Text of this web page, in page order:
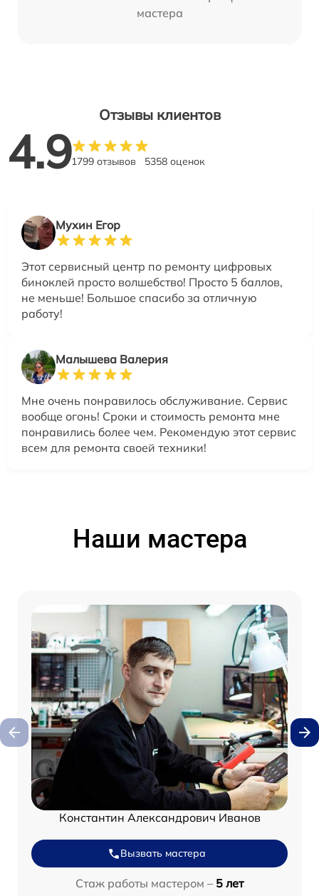
мастера
Отзывы клиентов
4.91799 отзывов 5358 оценок
Мухин Егор
Этот сервисный центр по ремонту цифровых
биноклей просто волшебство! Просто 5 баллов,
не меньше! Большое спасибо за отличную
работу!
Малышева Валерия
Мне очень понравилось обслуживание. Сервис
вообще огонь! Сроки и стоимость ремонта мне
понравились более чем. Рекомендую этот сервис
всем для ремонта своей техники!
Наши мастера
Константин Александрович Иванов
Вызвать мастера
Стаж работы мастером – 5 лет